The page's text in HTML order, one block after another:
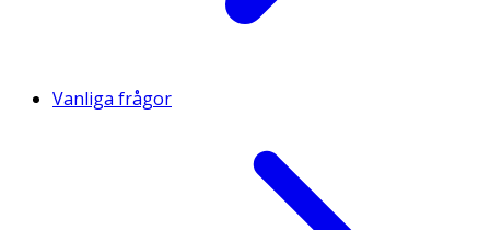
Vanliga frågor